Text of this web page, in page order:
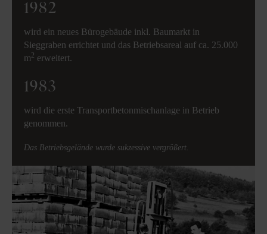
1982
wird ein neues Bürogebäude inkl. Baumarkt in
Sieggraben errichtet und das Betriebsareal auf ca. 25.000
m2 erweitert.
1983
wird die erste Transportbetonmischanlage in Betrieb
genommen.
Das Betriebsgelände wurde sukzessive vergrößert.